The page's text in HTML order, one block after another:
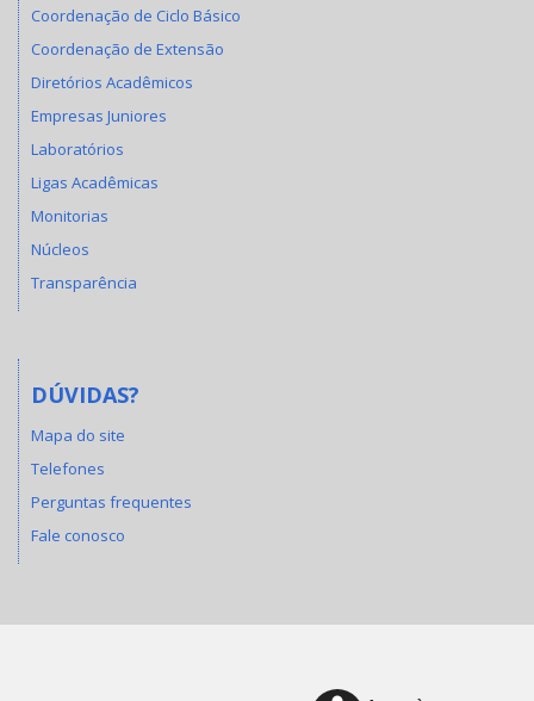
Coordenação de Ciclo Básico
Coordenação de Extensão
Diretórios Acadêmicos
Empresas Juniores
Laboratórios
Ligas Acadêmicas
Monitorias
Núcleos
Transparência
DÚVIDAS?
Mapa do site
Telefones
Perguntas frequentes
Fale conosco